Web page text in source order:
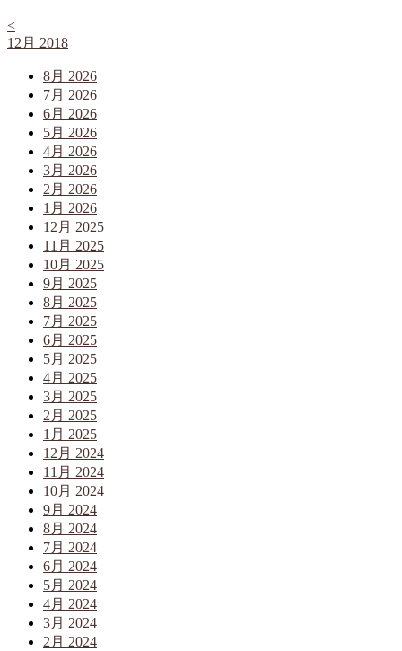
<
12月 2018
8月 2026
7月 2026
6月 2026
5月 2026
4月 2026
3月 2026
2月 2026
1月 2026
12月 2025
11月 2025
10月 2025
9月 2025
8月 2025
7月 2025
6月 2025
5月 2025
4月 2025
3月 2025
2月 2025
1月 2025
12月 2024
11月 2024
10月 2024
9月 2024
8月 2024
7月 2024
6月 2024
5月 2024
4月 2024
3月 2024
2月 2024